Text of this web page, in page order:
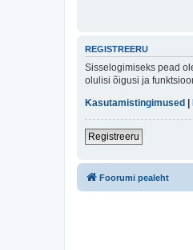
REGISTREERU
Sisselogimiseks pead
olulisi õigusi ja
Kasutamistingimused
Registreeru
Foorumi pealeht